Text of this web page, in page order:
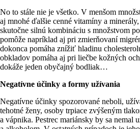
No to stále nie je všetko. V menšom
aj mnohé ďalšie cenné vitamíny a
skutočne silnú kombináciu s množstvom
pomôže napríklad aj pri zmierňovaní
dokonca pomáha znížiť hladinu
obkladov pomáha aj pri liečbe kožných
dokáže jeden obyčajný bodliak…
Negatívne účinky a formy užívania
Negatívne účinky spozorované neboli,
tehotné ženy, osoby trpiace zvýšeným
a vápnika. Pestrec mariánsky by sa nemal